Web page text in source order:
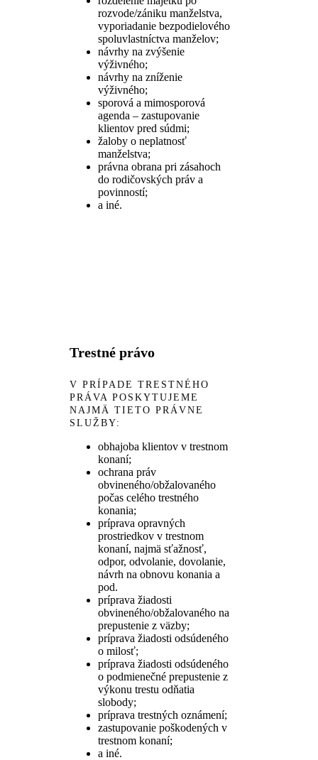
rozvode/zániku manželstva,
vyporiadanie bezpodielového
spoluvlastníctva manželov;
návrhy na zvýšenie
výživného;
návrhy na zníženie
výživného;
sporová a mimosporová
agenda – zastupovanie
klientov pred súdmi;
žaloby o neplatnosť
manželstva;
právna obrana pri zásahoch
do rodičovských práv a
povinností;
a iné.
Trestné právo
V PRÍPADE TRESTNÉHO
PRÁVA POSKYTUJEME
NAJMÄ TIETO PRÁVNE
SLUŽBY:
obhajoba klientov v trestnom
konaní;
ochrana práv
obvineného/obžalovaného
počas celého trestného
konania;
príprava opravných
prostriedkov v trestnom
konaní, najmä sťažnosť,
odpor, odvolanie, dovolanie,
návrh na obnovu konania a
pod.
príprava žiadosti
obvineného/obžalovaného na
prepustenie z väzby;
príprava žiadosti odsúdeného
o milosť;
príprava žiadosti odsúdeného
o podmienečné prepustenie z
výkonu trestu odňatia
slobody;
príprava trestných oznámení;
zastupovanie poškodených v
trestnom konaní;
a iné.